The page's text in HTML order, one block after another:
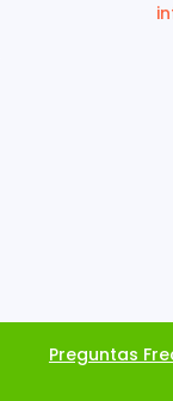
Preguntas